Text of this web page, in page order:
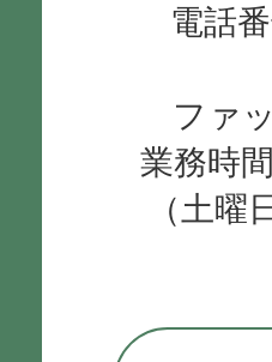
電話
ファ
業務時
（土曜